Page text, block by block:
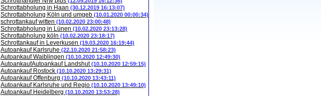
Schrottabholung in Haan (30.12.2019 16:13:07)
Schrottabholung Köln und umgeb (10.01.2020 00:00:34)
schrottankauf witten (10.02.2020 23:00:48)
Schrottabholung in Lünen (10.02.2020 23:13:28)
Schrottabholung köln (10.02.2020 23:18:17)
Schrottankauf in Leverkusen (19.03.2020 16:19:44)
Autoankauf Karlsruhe (22.10.2020 21:58:23)
Autoankauf Waiblingen (10.10.2020 12:49:30)
AutoankaufAutoankauf Landshut(10.10.2020 12:59:15)
Autoankauf Rostock (10.10.2020 13:29:31)
Autoankauf Offenburg (10.10.2020 13:43:11)
Autoankauf Karlsruhe und Regio (10.10.2020 13:49:10)
Autoankauf Heidelberg (10.10.2020 13:53:28)